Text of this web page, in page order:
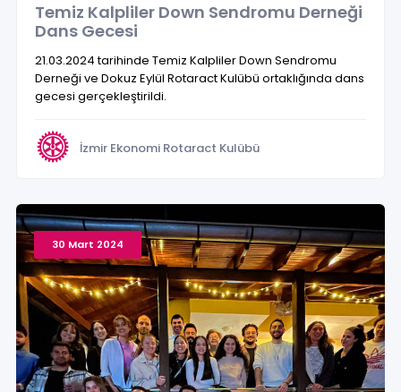
Temiz Kalpliler Down Sendromu Derneği
Dans Gecesi
21.03.2024 tarihinde Temiz Kalpliler Down Sendromu
Derneği ve Dokuz Eylül Rotaract Kulübü ortaklığında dans
gecesi gerçekleştirildi.
İzmir Ekonomi Rotaract Kulübü
30 Mart 2024